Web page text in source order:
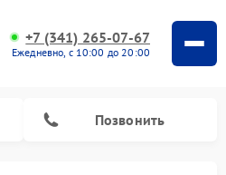
+7 (341) 265-07-67
Ежедневно, с 10:00 до 20:00
Позвонить